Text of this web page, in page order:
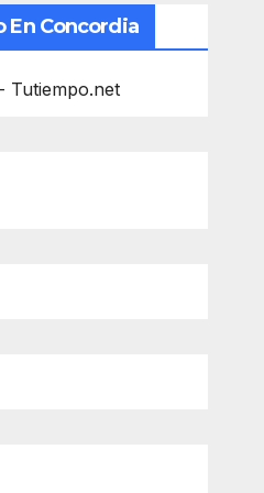
En Concordia
Tutiempo.net